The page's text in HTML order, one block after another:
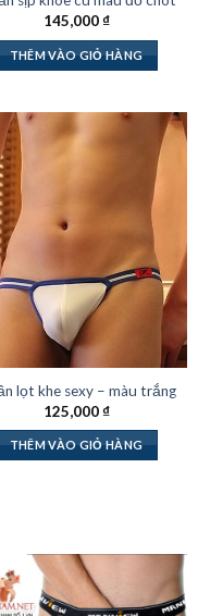
145,000₫
THÊM VÀO GIỎ HÀNG
lọt khe sexy – màu trắng
125,000₫
THÊM VÀO GIỎ HÀNG